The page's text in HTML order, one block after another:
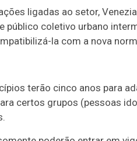
ligadas ao setor,
coletivo urbano
la com a nova
terão cinco anos para
certos grupos (pessoas